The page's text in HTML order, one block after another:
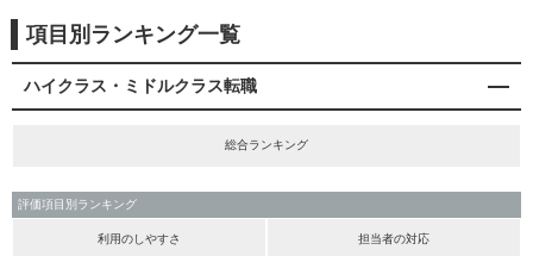
項目別ランキング一覧
ハイクラス・ミドルクラス転職
総合ランキング
評価項目別ランキング
利用のしやすさ 担当者の対応